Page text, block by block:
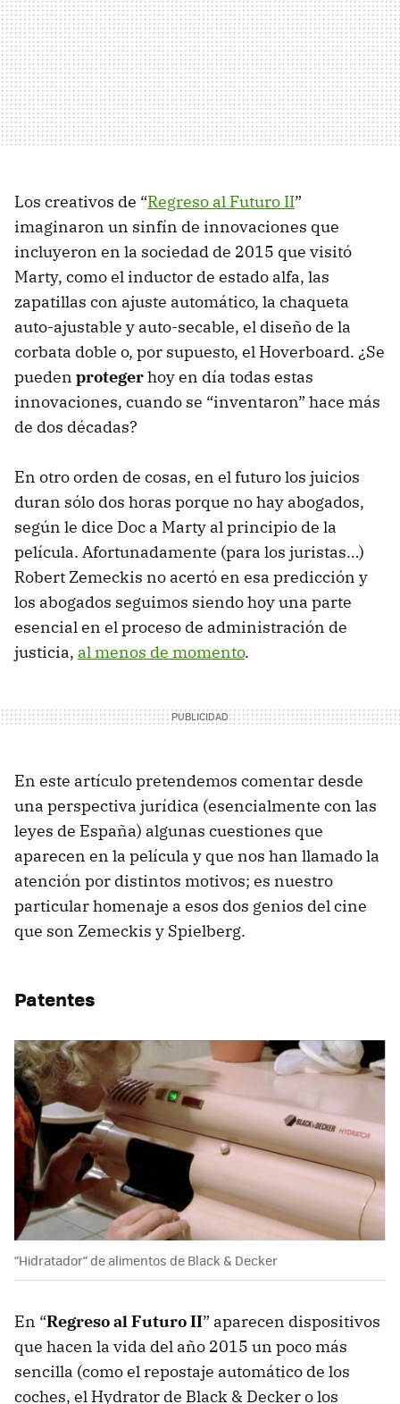
Los creativos de “Regreso al Futuro II”
imaginaron un sinfín de innovaciones que
incluyeron en la sociedad de 2015 que visitó
Marty, como el inductor de estado alfa, las
zapatillas con ajuste automático, la chaqueta
auto-ajustable y auto-secable, el diseño de la
corbata doble o, por supuesto, el Hoverboard. ¿Se
pueden protegerhoy en día todas estas
innovaciones, cuando se “inventaron” hace más
de dos décadas?
En otro orden de cosas, en el futuro los juicios
duran sólo dos horas porque no hay abogados,
según le dice Doc a Marty al principio de la
película. Afortunadamente (para los juristas…)
Robert Zemeckis no acertó en esa predicción y
los abogados seguimos siendo hoy una parte
esencial en el proceso de administración de
justicia, al menos de momento.
En este artículo pretendemos comentar desde
una perspectiva jurídica (esencialmente con las
leyes de España) algunas cuestiones que
aparecen en la película y que nos han llamado la
atención por distintos motivos; es nuestro
particular homenaje a esos dos genios del cine
que son Zemeckis y Spielberg.
Patentes
“Hidratador” de alimentos de Black & Decker
En “Regreso al Futuro II” aparecen dispositivos
que hacen la vida del año 2015 un poco más
sencilla (como el repostaje automático de los
coches, el Hydrator de Black & Decker o los